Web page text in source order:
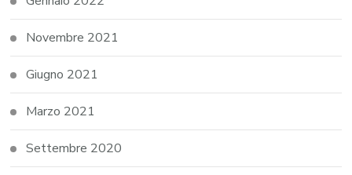
Novembre 2021
Giugno 2021
Marzo 2021
Settembre 2020